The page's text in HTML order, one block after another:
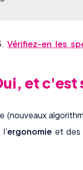
Vérifiez-en les
et
l'ergonomieet des